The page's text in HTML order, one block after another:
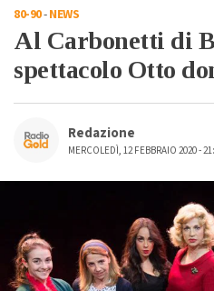
80-90-NEWS
Al Carbonetti di
spettacolo Otto
Redazione
MERCOLEDÌ, 12 FEBBRAIO 2020 -